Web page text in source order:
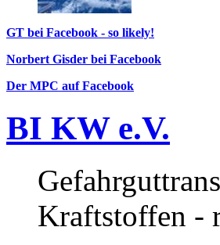
GT bei Facebook - so likely!
Norbert Gisder bei Facebook
Der MPC auf Facebook
BI KW e.V.
Kraftstoffen -